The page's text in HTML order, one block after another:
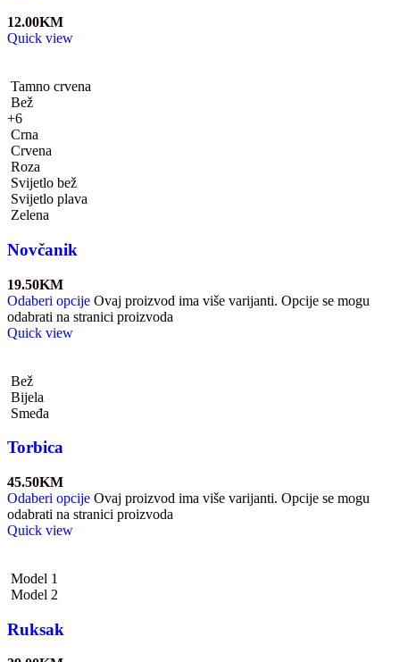
12.00KM
Quick view
Tamno crvena
Bež
+6
Crna
Crvena
Roza
Svijetlo bež
Svijetlo plava
Zelena
Novčanik
19.50KM
Odaberi opcije Ovaj proizvod ima više varijanti. Opcije se mogu
odabrati na stranici proizvoda
Quick view
Bež
Bijela
Smeđa
Torbica
45.50KM
Odaberi opcije Ovaj proizvod ima više varijanti. Opcije se mogu
odabrati na stranici proizvoda
Quick view
Model 1
Model 2
Ruksak